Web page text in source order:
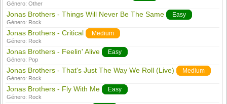
Género:Other
Jonas Brothers - Things Will Never Be The Same Easy
Género: Rock
Jonas Brothers - Critical Medium
Género: Rock
Jonas Brothers - Feelin' Alive Easy
Género: Pop
Jonas Brothers - That's Just The Way We Roll (Live) Medium
Género: Rock
Jonas Brothers - Fly With Me Easy
Género: Rock